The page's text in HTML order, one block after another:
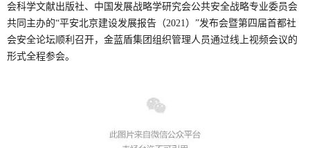
会科学文献出版社、中国发展战略学研究会公共安全战略专业委员会
共同主办的“平安北京建设发展报告（2021）”发布会暨第四届首都社
会安全论坛顺利召开，金蓝盾集团组织管理人员通过线上视频会议的
形式全程参会。